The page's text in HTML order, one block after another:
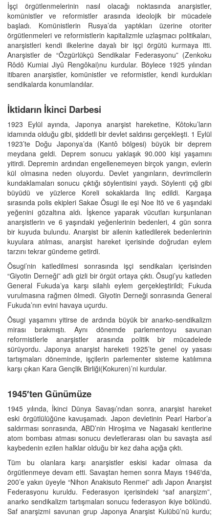
İşçi örgütlenmelerinin nasıl olacağı noktasında anarşistler,
komünistler ve reformistler arasında ideolojik bir mücadele
başladı. Komünistlerin Rusya’da yaptıkları üzerine otoriter
örgütlenmeleri ve reformistlerin kapitalizmle uzlaşmacı politikaları,
anarşistleri kendi ilkelerine dayalı bir işçi örgütü kurmaya itti.
Anarşistler de “Özgürlükçü Sendikalar Federasyonu” (Zenkoku
Rôdô Kumiai Jiyû Rengôkai)nu kurdular. Böylece 1925 yılından
itibaren anarşistler, komünistler ve reformistler, kendi kurdukları
sendikalarda konumlandılar.
İktidarın İkinci Darbesi
1923 Eylül ayında, Japonya anarşist hareketine, Kôtoku’ların
idamında olduğu gibi, şiddetli bir devlet saldırısı gerçekleşti. 1 Eylül
1923’te Doğu Japonya’da (Kantô bölgesi) büyük bir deprem
meydana geldi. Deprem sonucu yaklaşık 90.000 kişi yaşamını
yitirdi. Depremin ardından engellenemeyen birçok yangın, evlerin
kül olmasına neden oluyordu. Devlet yangınların, devrimcilerin
kundaklamaları sonucu çıktığı söylentisini yaydı. Söylenti çığ gibi
büyüdü ve yüzlerce Koreli sokaklarda linç edildi. Kargaşa
sırasında polis ekipleri Sakae Ōsugi ile eşi Noe Itō ve 6 yaşındaki
yeğenini gözaltına aldı. İşkence yaparak vücutları kurşunlanan
anarşistlerin ve 6 yaşındaki yeğenlerinin bedenleri, 4 gün sonra
bir kuyuda bulundu. Anarşist bir ailenin katledilerek bedenlerinin
kuyulara atılması, anarşist hareket içerisinde doğrudan eylem
tarzını tekrar gündeme getirdi.
Ōsugi’nin katledilmesi sonrasında işçi sendikaları içerisinden
“Giyotin Derneği” adlı gizli bir örgüt ortaya çıktı. Ōsugi’yu katleden
General Fukuda’ya karşı silahlı eylem gerçekleştirildi; Fukuda
vurulmasına rağmen ölmedi. Giyotin Derneği sonrasında General
Fukuda’nın evini havaya uçurdu.
Ōsugi yaşamını yitirse de ardında büyük bir anarko-sendikalizm
mirası bırakmıştı. Aynı dönemde parlementoyu savunan
reformistlerle anarşistler arasında politik bir mücadelede
sürüyordu. Japonya anarşist hareketi 1925’te genel oy yasası
tartışmaları döneminde, işçilerin parlementer sisteme katılımına
karşı çıkan Kara Gençlik Birliği(Kokuren)’ni kurdular.
1945′ten Günümüze
1945 yılında, İkinci Dünya Savaşı’ndan sonra, anarşist hareket
eski örgütlülüğüne kavuşamadı. Japon devletinin Pearl Harbor’a
saldırması sonrasında, ABD’nin Hiroşima ve Nagasaki kentlerine
atom bombası atması sonucu devletlerarası olan bu savaşta asıl
kaybedenin ezilen halklar olduğu bir kez daha açığa çıktı.
Tüm bu olanlara karşı anarşistler eskisi kadar olmasa da
örgütlenmeye devam etti. Savaştan hemen sonra Mayıs 1946′da,
200’e yakın üyeyle “Nihon Anakisuto Renmei” adlı Japon Anarşist
Federasyonu kuruldu. Federasyon içerisindeki “saf anarşizm”,
anarko sendikalizm tartışmaları sonucu federasyon ikiye bölündü.
Saf anarşizmi savunan grup Japonya Anarşist Kulübü’nü kurdu;